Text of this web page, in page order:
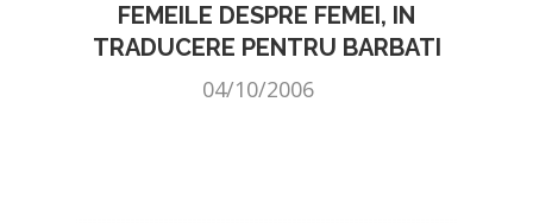
FEMEILE DESPRE FEMEI, IN
TRADUCERE PENTRU BARBATI
04/10/2006